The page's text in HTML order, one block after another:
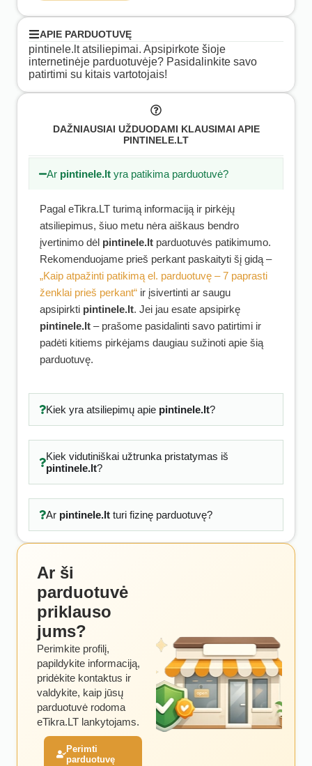
APIE PARDUOTUVĘ
pintinele.lt atsiliepimai. Apsipirkote šioje
internetinėje parduotuvėje? Pasidalinkite savo
patirtimi su kitais vartotojais!
DAŽNIAUSIAI UŽDUODAMI KLAUSIMAI APIE
PINTINELE.LT
Ar pintinele.lt yra patikima parduotuvė?
Pagal eTikra.LT turimą informaciją ir pirkėjų
atsiliepimus, šiuo metu nėra aiškaus bendro
įvertinimo dėl pintinele.lt parduotuvės patikimumo.
Rekomenduojame prieš perkant paskaityti šį gidą –
„Kaip atpažinti patikimą el. parduotuvę – 7 paprasti
ženklai prieš perkant“ ir įsivertinti ar saugu
apsipirkti pintinele.lt. Jei jau esate apsipirkę
pintinele.lt – prašome pasidalinti savo patirtimi ir
padėti kitiems pirkėjams daugiau sužinoti apie šią
parduotuvę.
Kiek yra atsiliepimų apie pintinele.lt?
Kiek vidutiniškai užtrunka pristatymas iš
pintinele.lt?
Ar pintinele.ltturi fizinę parduotuvę?
Ar ši
parduotuvė
priklauso
jums?
Perimkite profilį,
papildykite informaciją,
pridėkite kontaktus ir
valdykite, kaip jūsų
parduotuvė rodoma
eTikra.LT lankytojams.
Perimti
parduotuvę